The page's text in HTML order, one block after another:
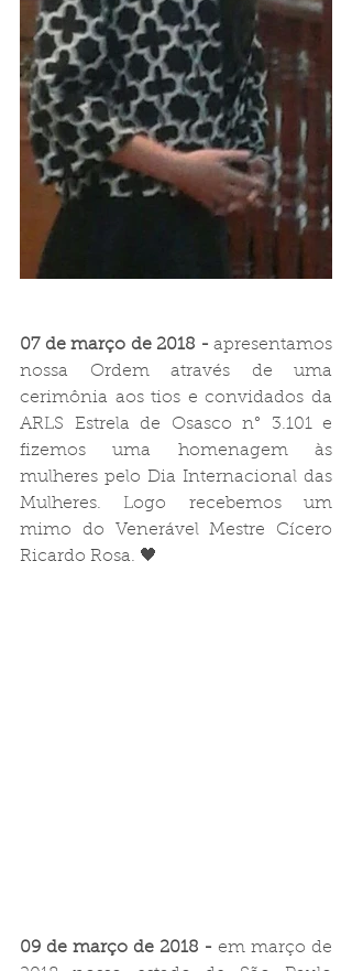
07 de março de 2018 - apresentamos
nossa Ordem através de uma
cerimônia aos tios e convidados da
ARLS Estrela de Osasco n° 3.101 e
fizemos uma homenagem às
mulheres pelo Dia Internacional das
Mulheres. Logo recebemos um
mimo do Venerável Mestre Cícero
Ricardo Rosa. 🖤
09 de março de 2018 - em março de